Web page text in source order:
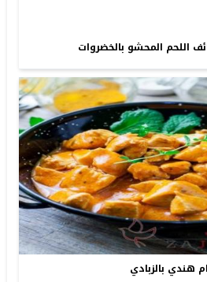
اللحم المحشو بالخضروات
هندي بالزبادي